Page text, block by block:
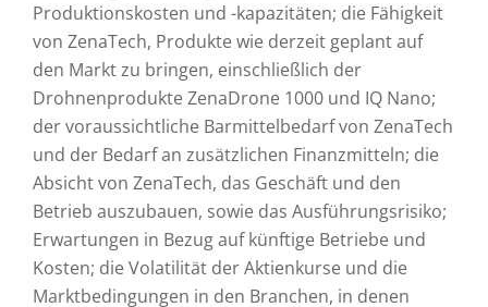
Produktionskosten und -kapazitäten; die Fähigkeit
von ZenaTech, Produkte wie derzeit geplant auf
den Markt zu bringen, einschließlich der
Drohnenprodukte ZenaDrone 1000 und IQ Nano;
der voraussichtliche Barmittelbedarf von ZenaTech
und der Bedarf an zusätzlichen Finanzmitteln; die
Absicht von ZenaTech, das Geschäft und den
Betrieb auszubauen, sowie das Ausführungsrisiko;
Erwartungen in Bezug auf künftige Betriebe und
Kosten; die Volatilität der Aktienkurse und die
Marktbedingungen in den Branchen, in denen